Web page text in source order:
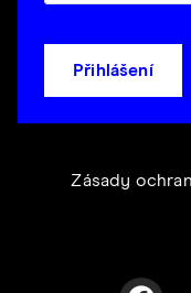
Přihlášení
Zásady